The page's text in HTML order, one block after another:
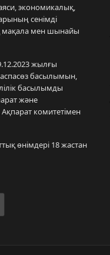
экономикалық,
сенімді
мақала мен шынайы
жылғы
басылымын,
басылымды
және
комитетімен
өнімдері 18 жастан